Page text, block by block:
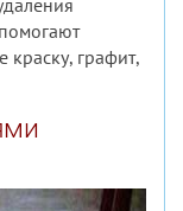
краску, графит,